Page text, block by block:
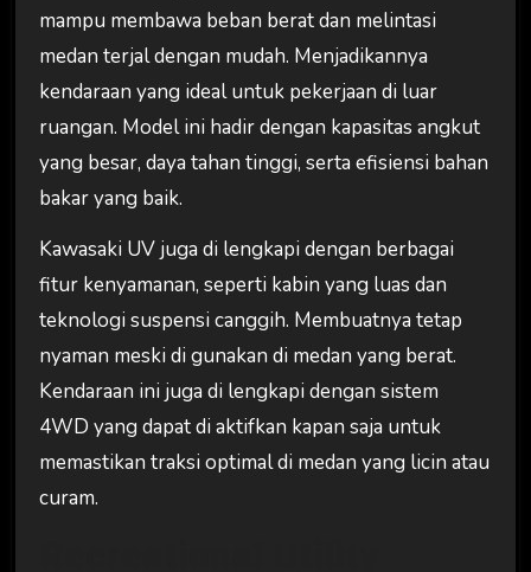
mampu membawa beban berat dan melintasi
medan terjal dengan mudah. Menjadikannya
kendaraan yang ideal untuk pekerjaan di luar
ruangan. Model ini hadir dengan kapasitas angkut
yang besar, daya tahan tinggi, serta efisiensi bahan
bakar yang baik.
Kawasaki UV juga di lengkapi dengan berbagai
fitur kenyamanan, seperti kabin yang luas dan
teknologi suspensi canggih. Membuatnya tetap
nyaman meski di gunakan di medan yang berat.
Kendaraan ini juga di lengkapi dengan sistem
4WD yang dapat di aktifkan kapan saja untuk
memastikan traksi optimal di medan yang licin atau
curam.